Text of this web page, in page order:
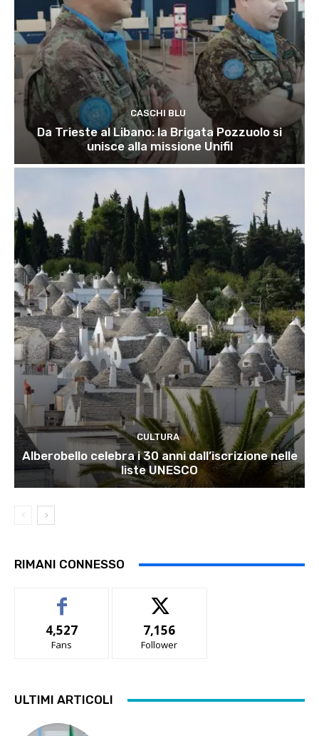
CASCHI BLU
Da Trieste al Libano: la Brigata Pozzuolo si
unisce alla missione Unifil
CULTURA
Alberobello celebra i 30 anni dall’iscrizione nelle
liste UNESCO
RIMANI CONNESSO
4,527
Fans
7,156
Follower
ULTIMI ARTICOLI